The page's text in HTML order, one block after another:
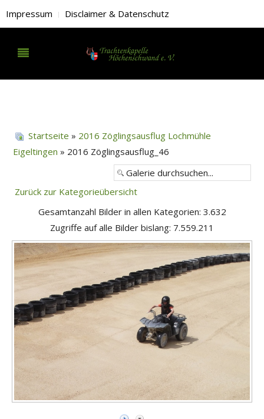
Impressum Disclaimer & Datenschutz
Startseite » 2016 Zöglingsausflug Lochmühle
Eigeltingen » 2016 Zöglingsausflug_46
Zurück zur Kategorieübersicht
Gesamtanzahl Bilder in allen Kategorien: 3.632
Zugriffe auf alle Bilder bislang: 7.559.211